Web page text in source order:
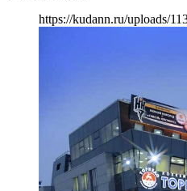
https://kudann.ru/uploads/